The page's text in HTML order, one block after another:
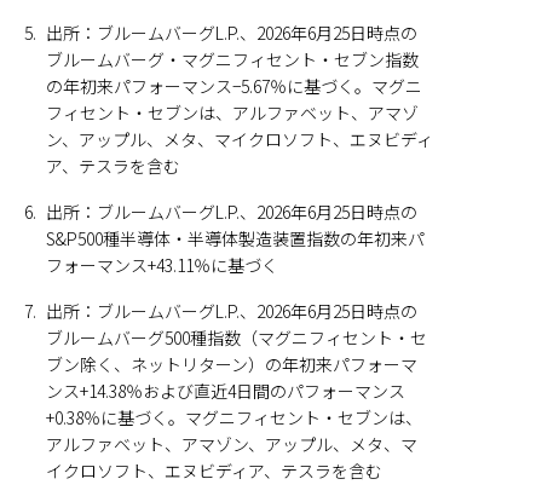
5. 出所：ブルームバーグL.P.、2026年6月25日時点の
ブルームバーグ・マグニフィセント・セブン指数
の年初来パフォーマンス−5.67％に基づく。マグニ
フィセント・セブンは、アルファベット、アマゾ
ン、アップル、メタ、マイクロソフト、エヌビディ
ア、テスラを含む
6. 出所：ブルームバーグL.P.、2026年6月25日時点の
S&P500種半導体・半導体製造装置指数の年初来パ
フォーマンス+43.11％に基づく
7. 出所：ブルームバーグL.P.、2026年6月25日時点の
ブルームバーグ500種指数（マグニフィセント・セ
ブン除く、ネットリターン）の年初来パフォーマ
ンス+14.38％および直近4日間のパフォーマンス
+0.38％に基づく。マグニフィセント・セブンは、
アルファベット、アマゾン、アップル、メタ、マ
イクロソフト、エヌビディア、テスラを含む